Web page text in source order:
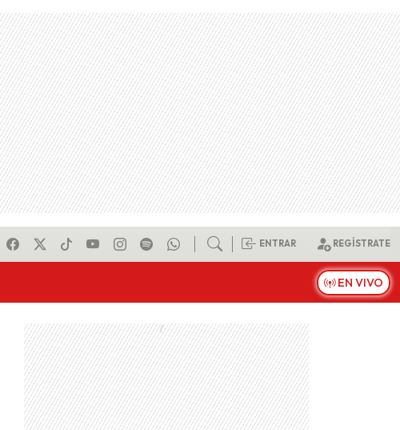
ENTRAR REGÍSTRATE
EN VIVO